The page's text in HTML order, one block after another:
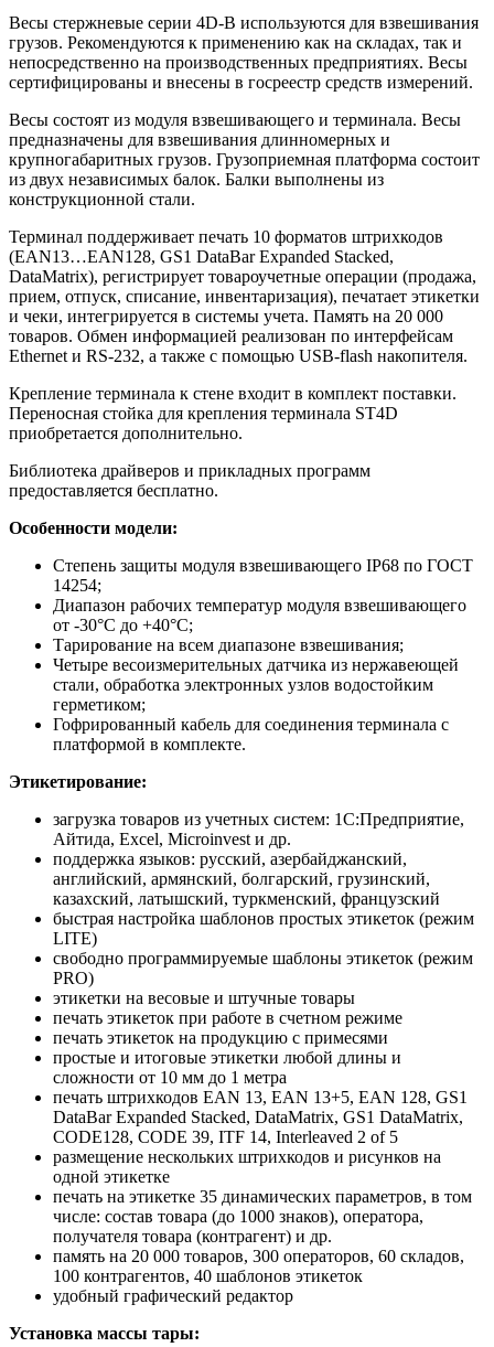
Весы стержневые серии 4D-B используются для взвешивания
грузов. Рекомендуются к применению как на складах, так и
непосредственно на производственных предприятиях. Весы
сертифицированы и внесены в госреестр средств измерений.
Весы состоят из модуля взвешивающего и терминала. Весы
предназначены для взвешивания длинномерных и
крупногабаритных грузов. Грузоприемная платформа состоит
из двух независимых балок. Балки выполнены из
конструкционной стали.
Терминал поддерживает печать 10 форматов штрихкодов
(EAN13…EAN128, GS1 DataBar Expanded Stacked,
DataMatrix), регистрирует товароучетные операции (продажа,
прием, отпуск, списание, инвентаризация), печатает этикетки
и чеки, интегрируется в системы учета. Память на 20 000
товаров. Обмен информацией реализован по интерфейсам
Ethernet и RS-232, а также с помощью USB-flash накопителя.
Крепление терминала к стене входит в комплект поставки.
Переносная стойка для крепления терминала ST4D
приобретается дополнительно.
Библиотека драйверов и прикладных программ
предоставляется бесплатно.
Особенности модели:
Степень защиты модуля взвешивающего IP68 по ГОСТ
14254;
Диапазон рабочих температур модуля взвешивающего
от -30°С до +40°С;
Тарирование на всем диапазоне взвешивания;
Четыре весоизмерительных датчика из нержавеющей
стали, обработка электронных узлов водостойким
герметиком;
Гофрированный кабель для соединения терминала с
платформой в комплекте.
Этикетирование:
загрузка товаров из учетных систем: 1С:Предприятие,
Айтида, Excel, Microinvest и др.
поддержка языков: русский, азербайджанский,
английский, армянский, болгарский, грузинский,
казахский, латышский, туркменский, французский
быстрая настройка шаблонов простых этикеток (режим
LITE)
свободно программируемые шаблоны этикеток (режим
PRO)
этикетки на весовые и штучные товары
печать этикеток при работе в счетном режиме
печать этикеток на продукцию с примесями
простые и итоговые этикетки любой длины и
сложности от 10 мм до 1 метра
печать штрихкодов EAN 13, EAN 13+5, EAN 128, GS1
DataBar Expanded Stacked, DataMatrix, GS1 DataMatrix,
CODE128, CODE 39, ITF 14, Interleaved 2 of 5
размещение нескольких штрихкодов и рисунков на
одной этикетке
печать на этикетке 35 динамических параметров, в том
числе: состав товара (до 1000 знаков), оператора,
получателя товара (контрагент) и др.
память на 20 000 товаров, 300 операторов, 60 складов,
100 контрагентов, 40 шаблонов этикеток
удобный графический редактор
Установка массы тары: